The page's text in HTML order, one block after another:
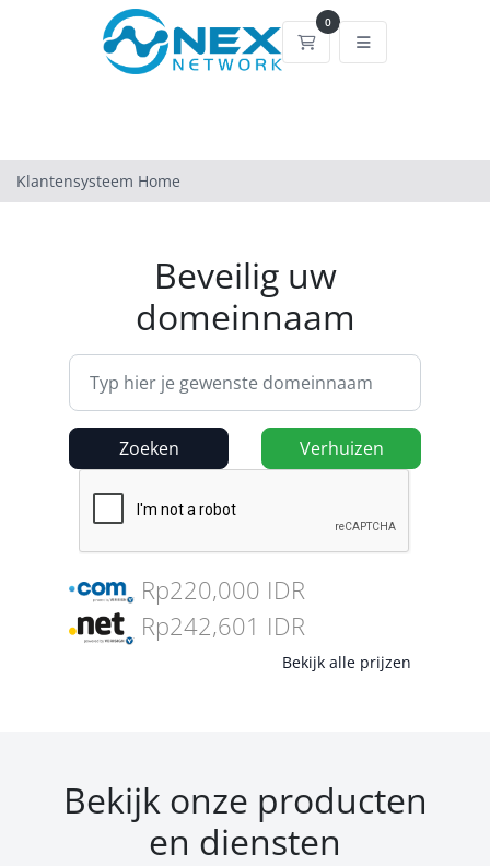
0
Winkelwagen
Klantensysteem Home
Beveilig uw
domeinnaam
Zoeken Verhuizen
Rp220,000 IDR
Rp242,601 IDR
Bekijk alle prijzen
Bekijk onze producten
en diensten